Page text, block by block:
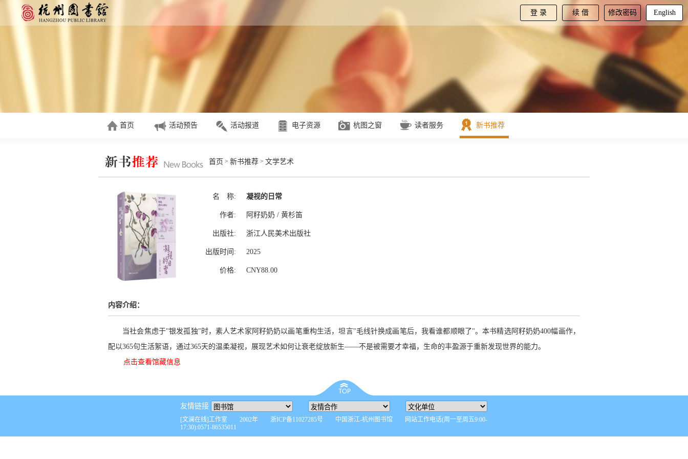
English
修改密码
续 借
登 录
首页 活动预告 活动报道 电子资源 杭图之窗 读者服务 新书推荐
首页 > 新书推荐 > 文学艺术
名 称: 凝视的日常
作者: 阿籽奶奶 / 黄杉笛
出版社: 浙江人民美术出版社
出版时间: 2025
价格: CNY88.00
内容介绍：
当社会焦虑于"银发孤独"时，素人艺术家阿籽奶奶以画笔重构生活，坦言"毛线针换成画笔后，我看谁都顺眼了"。本书精选阿籽奶奶400幅画作，
配以365句生活絮语，通过365天的温柔凝视，展现艺术如何让衰老绽放新生——不是被需要才幸福，生命的丰盈源于重新发现世界的能力。
点击查看馆藏信息
友情链接
[文澜在线]工作室 2002年 浙ICP备11027285号 中国浙江-杭州图书馆 网站工作电话(周一至周五9:00-
17:30):0571-86535011